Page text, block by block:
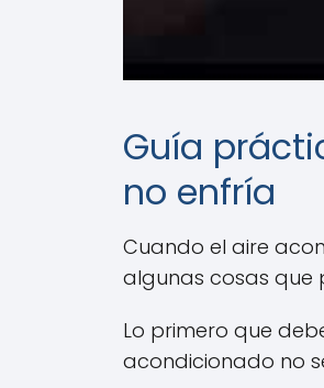
Guía
no enfría
Cuando el aire
algunas cosas que
Lo primero que
acondicionado no